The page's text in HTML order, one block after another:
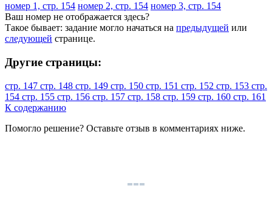
номер 1, стр. 154 номер 2, стр. 154 номер 3, стр. 154
Ваш номер не отображается здесь?
Такое бывает: задание могло начаться на предыдущей или
следующей странице.
Другие страницы:
стр. 147 стр. 148 стр. 149 стр. 150 стр. 151 стр. 152 стр. 153 стр.
154 стр. 155 стр. 156 стр. 157 стр. 158 стр. 159 стр. 160 стр. 161
К содержанию
Помогло решение? Оставьте отзыв в комментариях ниже.